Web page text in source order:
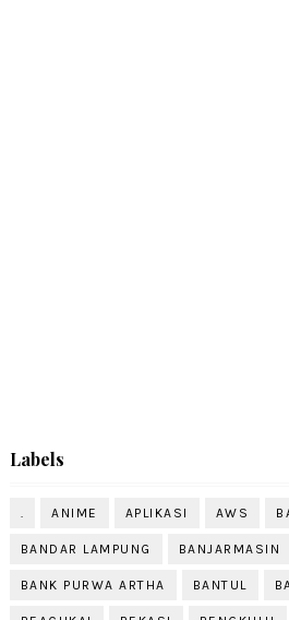
Labels
. ANIME APLIKASI AWS
BANDAR LAMPUNG BANJARMASIN
BANK PURWA ARTHA BANTUL